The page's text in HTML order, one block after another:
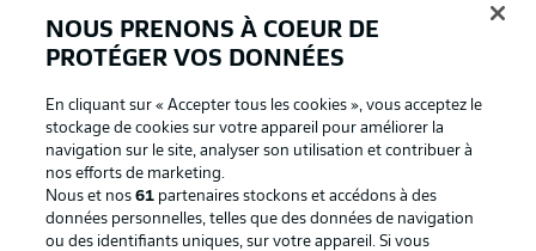
NOUS PRENONS À COEUR DE
PROTÉGER VOS DONNÉES
En cliquant sur « Accepter tous les cookies », vous acceptez le
stockage de cookies sur votre appareil pour améliorer la
navigation sur le site, analyser son utilisation et contribuer à
nos efforts de marketing.
Nous et nos61 partenaires stockons et accédons à des
données personnelles, telles que des données de navigation
ou des identifiants uniques, sur votre appareil. Si vous